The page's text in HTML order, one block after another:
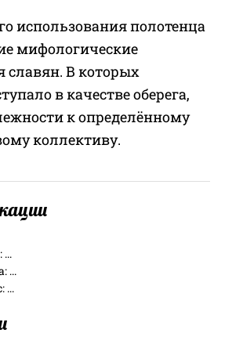
использования полотенца
мифологические
славян. В которых
в качестве оберега,
к определённому
коллективу.
...
...
...